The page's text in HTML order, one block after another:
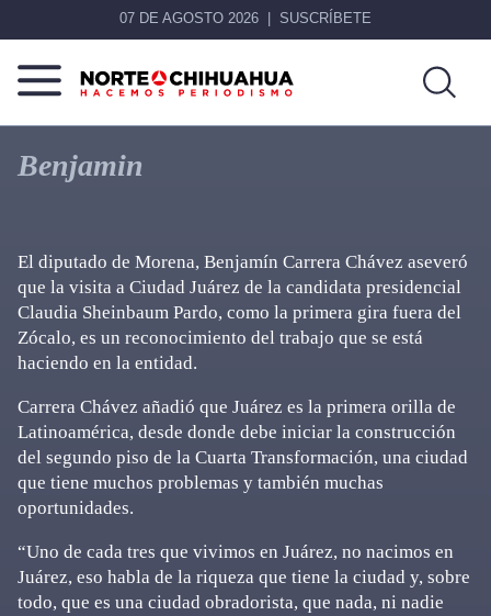
07 DE AGOSTO 2026 SUSCRÍBETE
Norte
Chihuahua
Más
que
noticias,
Benjamin
El diputado de Morena, Benjamín Carrera Chávez aseveró
que la visita a Ciudad Juárez de la candidata presidencial
Claudia Sheinbaum Pardo, como la primera gira fuera del
Zócalo, es un reconocimiento del trabajo que se está
haciendo en la entidad.
Carrera Chávez añadió que Juárez es la primera orilla de
Latinoamérica, desde donde debe iniciar la construcción
del segundo piso de la Cuarta Transformación, una ciudad
que tiene muchos problemas y también muchas
oportunidades.
“Uno de cada tres que vivimos en Juárez, no nacimos en
Juárez, eso habla de la riqueza que tiene la ciudad y, sobre
todo, que es una ciudad obradorista, que nada, ni nadie